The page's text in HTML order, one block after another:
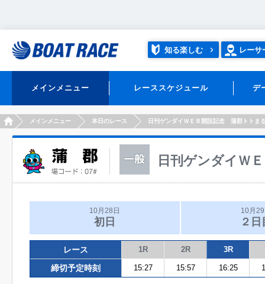
知る楽しむ レーサ
メインメニュー レーススケジュール デ
HOMEメインメニュー 本日のレース 日刊ゲンダイＷＥＢ開設記念 蒲郡トトま
日刊ゲンダイＷ
10月28日
初日
10月
２日
レース 1R 2R 3R
締切予定時刻 15:27 15:57 16:25